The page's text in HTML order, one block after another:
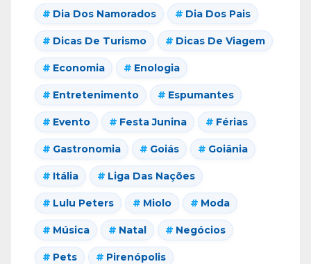
Dia Dos Namorados Dia Dos Pais
Dicas De Turismo Dicas De Viagem
Economia Enologia
Entretenimento Espumantes
Evento Festa Junina Férias
Gastronomia Goiás Goiânia
Itália Liga Das Nações
Lulu Peters Miolo Moda
Música Natal Negócios
Pets Pirenópolis